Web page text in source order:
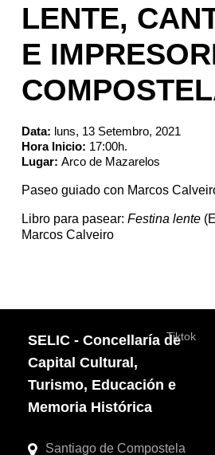
LENTE,
E
Data: luns, 13 Setembro, 2021
Hora Inicio: 17:00h.
Lugar:Arco de Mazarelos
Paseo guiado con Marcos
Libro para pasear:Festina lente
Marcos Calveiro
SELIC - Concellaría de
Capital Cultural,
Turismo, Educación e
Memoria Histórica
Tiktok
Santiago de Compostela